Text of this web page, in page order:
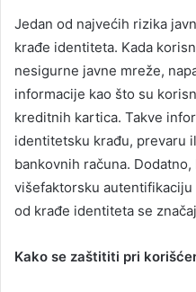
Jedan od najvećih rizika
krađe identiteta. Kada
nesigurne javne mreže,
informacije kao što su
kreditnih kartica. Takve
identitetsku krađu, prevaru
bankovnih računa.
višefaktorsku
od krađe identiteta se
Kako se zaštititi pri